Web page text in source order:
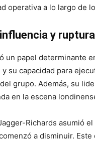
operativa a lo largo de
y ruptura
un papel determinante
su capacidad para
grupo. Además, su
en la escena
Richards asumió
a disminuir.